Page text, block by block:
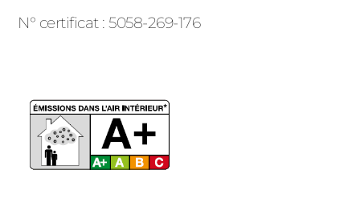
N° certificat : 5058-269-176